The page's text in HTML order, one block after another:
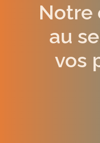
Notre
au
vos